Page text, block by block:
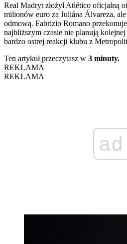
Real Madryt złożył Atlético oficjalną
milionów euro za Juliána Álvareza, ale
odmową. Fabrizio Romano
najbliższym czasie nie planują
bardzo ostrej reakcji klubu z
Ten artykuł przeczytasz w 3 minuty.
REKLAMA
REKLAMA
ad